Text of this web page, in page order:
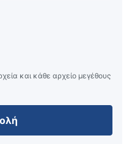
και κάθε αρχείο μεγέθους